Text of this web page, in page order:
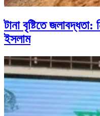
টানা বৃষ্টিতে
ইসলাম